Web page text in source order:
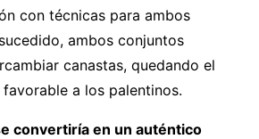
con técnicas para ambos
ambos conjuntos
canastas, quedando el
a los palentinos.
convertiría en un auténtico